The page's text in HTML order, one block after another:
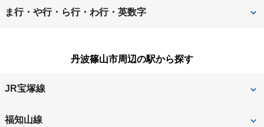
揖保郡太子町
小野市
洲本市 高砂市
丹波市
豊岡市
西宮市 西脇市
ま行・や行・ら行・わ行・英数字
丹波篠山市周辺の駅から探す
JR宝塚線
南矢代
福知山線